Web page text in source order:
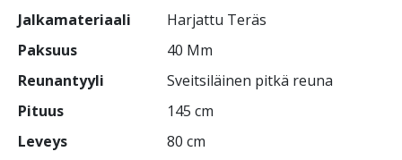
Jalkamateriaali
Harjattu Teräs
Paksuus
40 Mm
Reunantyyli
Sveitsiläinen pitkä reuna
Pituus
145 cm
Leveys
80 cm